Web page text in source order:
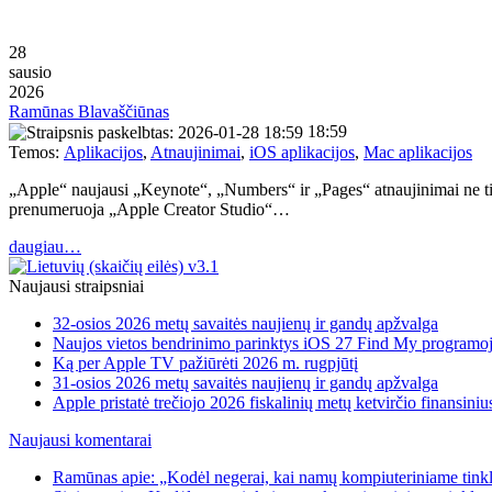
28
sausio
2026
Ramūnas Blavaščiūnas
18:59
Temos: Aplikacijos, Atnaujinimai, iOS aplikacijos, Mac aplikacijos
„Apple“ naujausi „Keynote“, „Numbers“ ir „Pages“ atnaujinimai
prenumeruoja „Apple Creator Studio“…
daugiau…
Naujausi straipsniai
32-osios 2026 metų savaitės naujienų ir gandų apžvalga
Naujos vietos bendrinimo parinktys iOS 27 Find My
Ką per Apple TV pažiūrėti 2026 m. rugpjūtį
31-osios 2026 metų savaitės naujienų ir gandų apžvalga
Apple pristatė trečiojo 2026 fiskalinių metų ketvirčio
Naujausi komentarai
Ramūnas apie: „Kodėl negerai, kai namų kompiuteriniame